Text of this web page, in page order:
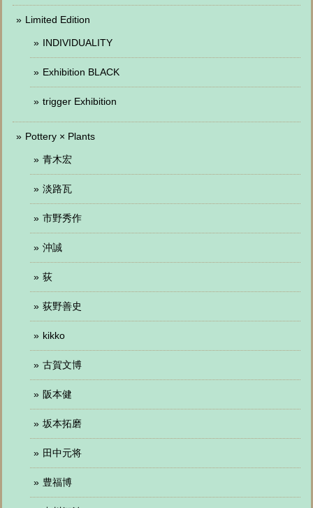
Limited Edition
INDIVIDUALITY
Exhibition BLACK
trigger Exhibition
Pottery × Plants
青木宏
淡路瓦
市野秀作
沖誠
荻
荻野善史
kikko
古賀文博
阪本健
坂本拓磨
田中元将
豊福博